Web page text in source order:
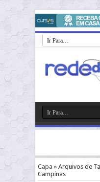
Capa » Arquivos de
Campinas